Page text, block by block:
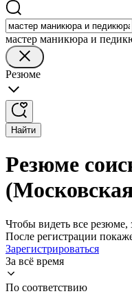
мастер маникюра и
Резюме
Найти
Резюме
Чтобы видеть все резюме,
После регистрации
Зарегистрироваться
За всё время
По соответствию